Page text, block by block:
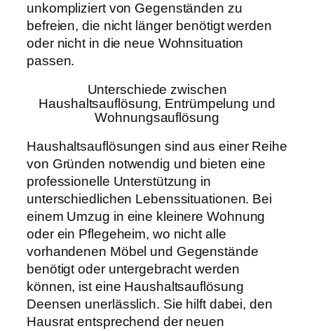
unkompliziert von Gegenständen zu
befreien, die nicht länger benötigt werden
oder nicht in die neue Wohnsituation
passen.
Unterschiede zwischen
Haushaltsauflösung, Entrümpelung und
Wohnungsauflösung
Haushaltsauflösungen sind aus einer Reihe
von Gründen notwendig und bieten eine
professionelle Unterstützung in
unterschiedlichen Lebenssituationen. Bei
einem Umzug in eine kleinere Wohnung
oder ein Pflegeheim, wo nicht alle
vorhandenen Möbel und Gegenstände
benötigt oder untergebracht werden
können, ist eine Haushaltsauflösung
Deensen unerlässlich. Sie hilft dabei, den
Hausrat entsprechend der neuen